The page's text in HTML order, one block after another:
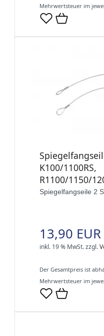
Mehrwertsteuer im
K100/1100RS,
R1100/1150/
Spiegelfangseile 2
13,90 EUR
inkl. 19 % MwSt.zzgl.
Der Gesamtpreis ist
Mehrwertsteuer im